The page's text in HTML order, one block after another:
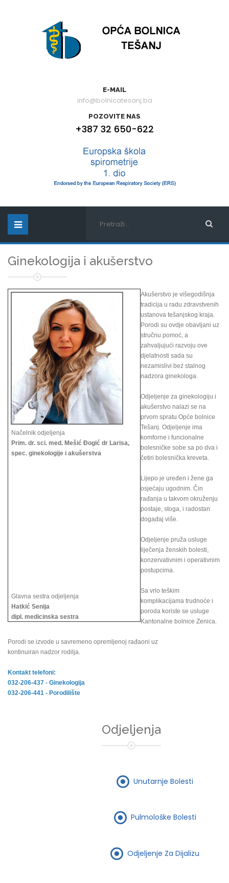
E-MAIL
info@bolnicatesanj.ba
POZOVITE NAS
+387 32 650-622
Ginekologija i akušerstvo
Načelnik odjeljenja
Prim. dr. sci. med. Mešić Đogić dr Larisa,
spec. ginekologije i akušerstva
Glavna sestra odjeljenja
Hatkić Senija
dipl. medicinska sestra
Akušerstvo je višegodišnja
tradicija u radu zdravstvenih
ustanova tešanjskog kraja.
Porodi su ovdje obavljani uz
stručnu pomoć, a
zahvaljujući razvoju ove
djelatnosti sada su
nezamislivi bez stalnog
nadzora ginekologa.
Odjeljenje za ginekologiju i
akušerstvo nalazi se na
prvom spratu Opće bolnice
Tešanj. Odjeljenje ima
komforne i funcionalne
bolesničke sobe sa po dva i
četiri bolesnička kreveta.
Lijepo je uređen i žene ga
osjećaju ugodnim. Čin
rađanja u takvom okruženju
postaje, stoga, i radostan
događaj više.
Odjeljenje pruža usluge
liječenja ženskih bolesti,
konzervativnim i operativnim
postupcima.
Sa vrlo teškim
komplikacijama trudnoće i
poroda koriste se usluge
Kantonalne bolnice Zenica.
Porodi se izvode u savremeno opremljenoj rađaoni uz
kontinuiran nadzor rodilja.
Kontakt telefoni:
032-206-437 - Ginekologija
032-206-441 - Porodilište
Odjeljenja
Unutarnje Bolesti
Pulmološke Bolesti
Odjeljenje Za Dijalizu